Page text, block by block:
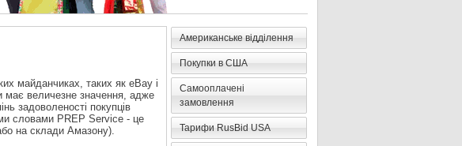
майданчиках, таких як eBay і
має величезне значення, адже
задоволеності покупців
словами PREP Service - це
на склади Амазону).
Американське відділення
Покупки в США
Самооплачені
замовлення
Тарифи RusBid USA